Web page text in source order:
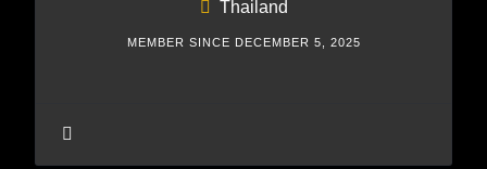
Thailand
MEMBER SINCE DECEMBER 5, 2025